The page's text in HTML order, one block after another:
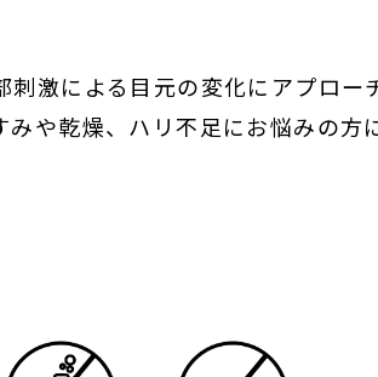
激による目元の変化にアプロー
や乾燥、ハリ不足にお悩みの方